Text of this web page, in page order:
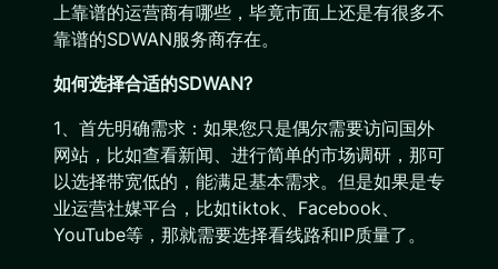
上靠谱的运营商有哪些，毕竟市面上还是有很多不
靠谱的SDWAN服务商存在。
如何选择合适的SDWAN?
1、首先明确需求：如果您只是偶尔需要访问国外
网站，比如查看新闻、进行简单的市场调研，那可
以选择带宽低的，能满足基本需求。但是如果是专
业运营社媒平台，比如tiktok、Facebook、
YouTube等，那就需要选择看线路和IP质量了。